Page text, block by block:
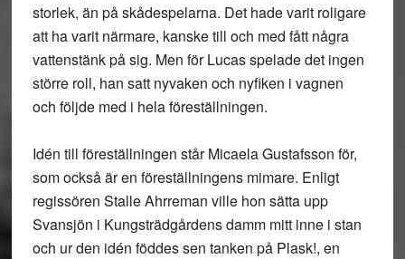
storlek, än på skådespelarna. Det hade varit roligare
att ha varit närmare, kanske till och med fått några
vattenstänk på sig. Men för Lucas spelade det ingen
större roll, han satt nyvaken och nyfiken i vagnen
och följde med i hela föreställningen.
Idén till föreställningen står Micaela Gustafsson för,
som också är en föreställningens mimare. Enligt
regissören Stalle Ahrreman ville hon sätta upp
Svansjön i Kungsträdgårdens damm mitt inne i stan
och ur den idén föddes sen tanken på Plask!, en